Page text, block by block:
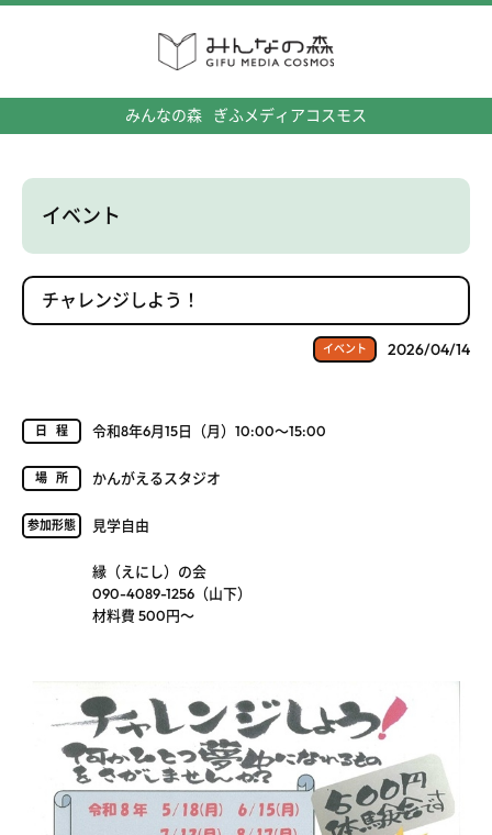
みんなの森 ぎふメディアコスモス
イベント
チャレンジしよう！
イベント 2026/04/14
日程 令和8年6月15日（月）10:00～15:00
場所 かんがえるスタジオ
参加形態 見学自由
縁（えにし）の会
090-4089-1256（山下）
材料費 500円～